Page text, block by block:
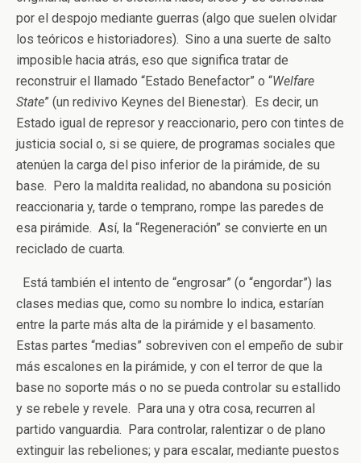
por el despojo mediante guerras (algo que suelen olvidar
los teóricos e historiadores). Sino a una suerte de salto
imposible hacia atrás, eso que significa tratar de
reconstruir el llamado “Estado Benefactor” o “Welfare
State” (un redivivo Keynes del Bienestar). Es decir, un
Estado igual de represor y reaccionario, pero con tintes de
justicia social o, si se quiere, de programas sociales que
atenúen la carga del piso inferior de la pirámide, de su
base. Pero la maldita realidad, no abandona su posición
reaccionaria y, tarde o temprano, rompe las paredes de
esa pirámide. Así, la “Regeneración” se convierte en un
reciclado de cuarta.
Está también el intento de “engrosar” (o “engordar”) las
clases medias que, como su nombre lo indica, estarían
entre la parte más alta de la pirámide y el basamento.
Estas partes “medias” sobreviven con el empeño de subir
más escalones en la pirámide, y con el terror de que la
base no soporte más o no se pueda controlar su estallido
y se rebele y revele. Para una y otra cosa, recurren al
partido vanguardia. Para controlar, ralentizar o de plano
extinguir las rebeliones; y para escalar, mediante puestos